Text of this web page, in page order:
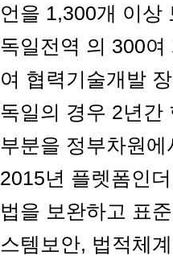
언을 1,300개 이상
독일전역 의 300
여 협력기술개발
독일의 경우 2년간
부분을 정부차원
2015년 플렛폼인
법을 보완하고 표
스템보안, 법적체